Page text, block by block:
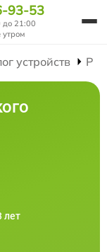
93-53
до 21:00
утром
устройств
лет